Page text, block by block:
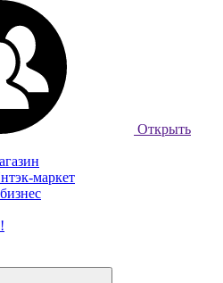
Открыть
маркет